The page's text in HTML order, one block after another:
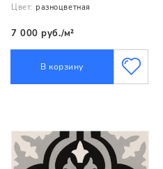
Цвет: разноцветная
7 000 руб./м²
В корзину